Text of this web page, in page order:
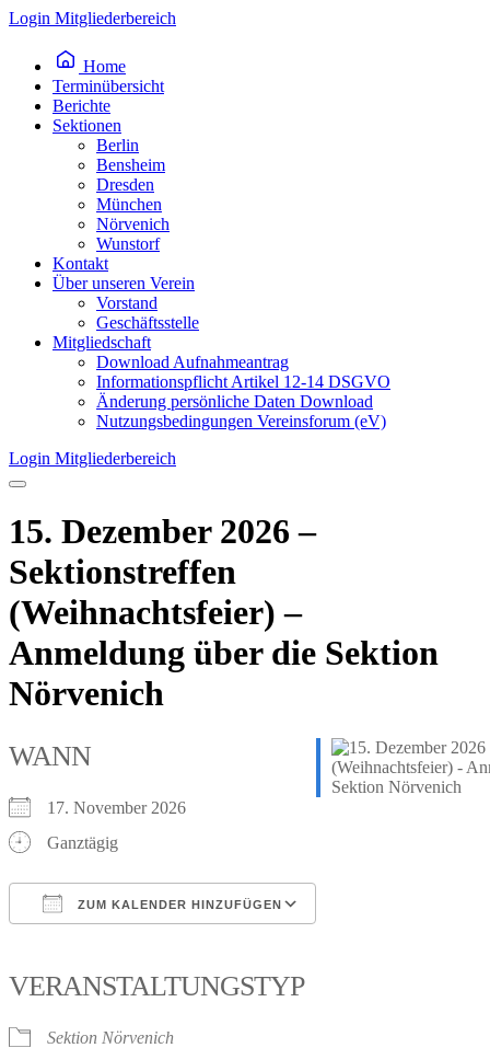
Inhalt
springen
Login Mitgliederbereich
Home
Terminübersicht
Berichte
Sektionen
Berlin
Bensheim
Dresden
München
Nörvenich
Wunstorf
Kontakt
Über unseren Verein
Vorstand
Geschäftsstelle
Mitgliedschaft
Download Aufnahmeantrag
Informationspflicht Artikel 12-14 DSGVO
Änderung persönliche Daten Download
Nutzungsbedingungen Vereinsforum (eV)
Login Mitgliederbereich
15. Dezember 2026 –
Sektionstreffen
(Weihnachtsfeier) –
Anmeldung über die Sektion
Nörvenich
WANN
17. November 2026
Ganztägig
ZUM KALENDER HINZUFÜGEN
VERANSTALTUNGSTYP
Sektion Nörvenich